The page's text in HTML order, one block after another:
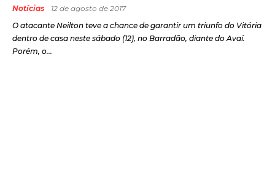
Notícias
12 de agosto de 2017
O atacante Neilton teve a chance de garantir um triunfo do Vitória
dentro de casa neste sábado (12), no Barradão, diante do Avaí.
Porém, o...